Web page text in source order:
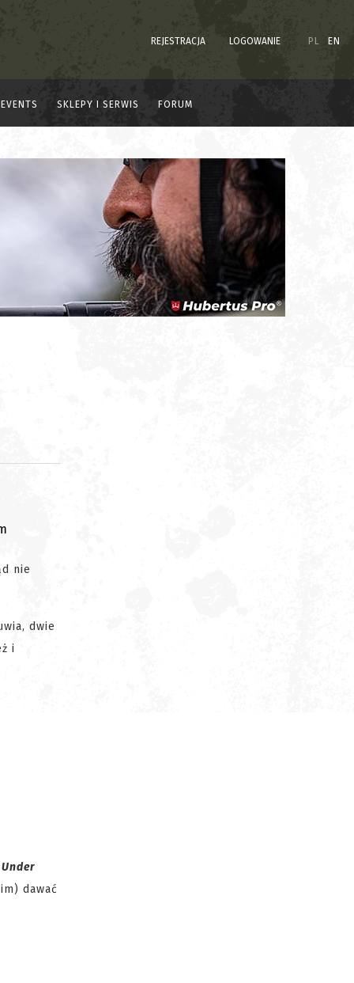
REJESTRACJA LOGOWANIE PL EN
EVENTS SKLEPY I SERWIS FORUM
nie
dwie
i
Under
dawać